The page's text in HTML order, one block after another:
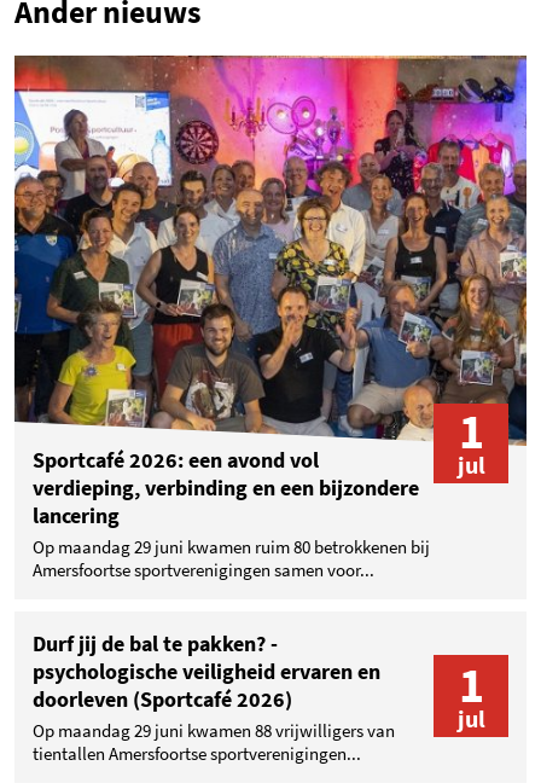
Ander nieuws
Sportcafé 2026: een avond vol
verdieping, verbinding en een bijzondere
lancering
Op maandag 29 juni kwamen ruim 80 betrokkenen bij
Amersfoortse sportverenigingen samen voor...
1
jul
Durf jij de bal te pakken? -
psychologische veiligheid ervaren en
doorleven (Sportcafé 2026)
Op maandag 29 juni kwamen 88 vrijwilligers van
tientallen Amersfoortse sportverenigingen...
1
jul